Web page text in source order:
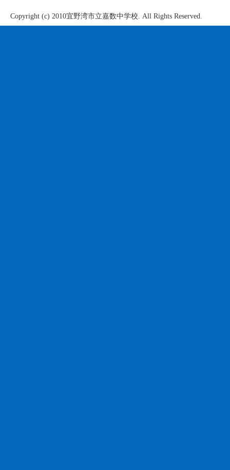
Copyright (c) 2010宜野湾市立嘉数中学校. All Rights Reserved.